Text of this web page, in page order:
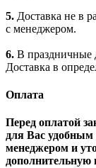
5. Доставка не в
с менеджером.
6. В праздничные
Доставка в
Оплата
Перед оплатой
для Вас удобным
менеджером и
дополнительную